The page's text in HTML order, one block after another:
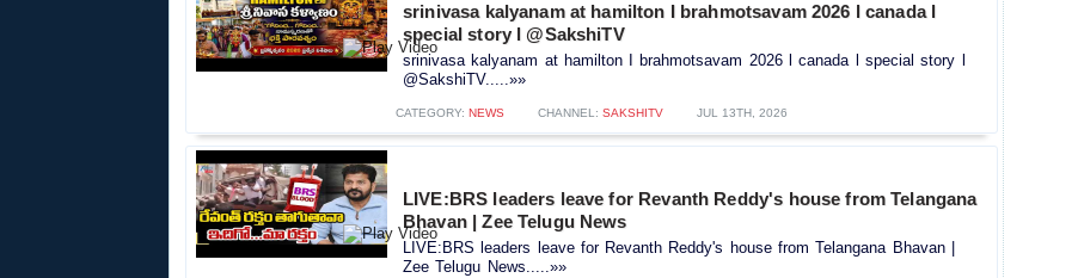
srinivasa kalyanam at hamilton I brahmotsavam 2026 l canada l
special story l @SakshiTV
srinivasa kalyanam at hamilton I brahmotsavam 2026 l canada l special story l
@SakshiTV.....»»
CATEGORY: NEWS CHANNEL: SAKSHITV JUL 13TH, 2026
LIVE:BRS leaders leave for Revanth Reddy's house from Telangana
Bhavan | Zee Telugu News
LIVE:BRS leaders leave for Revanth Reddy's house from Telangana Bhavan |
Zee Telugu News.....»»